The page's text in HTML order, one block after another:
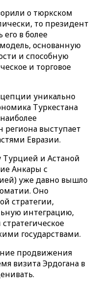
о тюркском
то президент
в более
основанную
и способную
и торговое
уникально
Туркестана
региона выступает
Евразии.
и Астаной
Анкары с
уже давно вышло
Оно
стратегии,
интеграцию,
государствами.
продвижения
визита Эрдогана в